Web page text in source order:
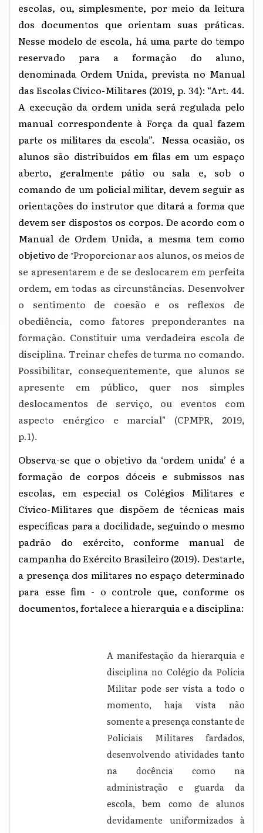
escolas, ou, simplesmente, por meio da leitura
dos documentos que orientam suas práticas.
Nesse modelo de escola, há uma parte do tempo
reservado para a formação do aluno,
denominada Ordem Unida, prevista no Manual
das Escolas Cívico-Militares (2019, p. 34): “Art. 44.
A execução da ordem unida será regulada pelo
manual correspondente à Força da qual fazem
parte os militares da escola”. Nessa ocasião, os
alunos são distribuídos em filas em um espaço
aberto, geralmente pátio ou sala e, sob o
comando de um policial militar, devem seguir as
orientações do instrutor que ditará a forma que
devem ser dispostos os corpos. De acordo com o
Manual de Ordem Unida, a mesma tem como
objetivo de "Proporcionar aos alunos, os meios de
se apresentarem e de se deslocarem em perfeita
ordem, em todas as circunstâncias. Desenvolver
o sentimento de coesão e os reflexos de
obediência, como fatores preponderantes na
formação. Constituir uma verdadeira escola de
disciplina. Treinar chefes de turma no comando.
Possibilitar, consequentemente, que alunos se
apresente em público, quer nos simples
deslocamentos de serviço, ou eventos com
aspecto enérgico e marcial" (CPMPR, 2019,
p.1).
Observa-se que o objetivo da ‘ordem unida’ é a
formação de corpos dóceis e submissos nas
escolas, em especial os Colégios Militares e
Cívico-Militares que dispõem de técnicas mais
específicas para a docilidade, seguindo o mesmo
padrão do exército, conforme manual de
campanha do Exército Brasileiro (2019). Destarte,
a presença dos militares no espaço determinado
para esse fim - o controle que, conforme os
documentos, fortalece a hierarquia e a disciplina:
A manifestação da hierarquia e
disciplina no Colégio da Polícia
Militar pode ser vista a todo o
momento, haja vista não
somente a presença constante de
Policiais Militares fardados,
desenvolvendo atividades tanto
na docência como na
administração e guarda da
escola, bem como de alunos
devidamente uniformizados à